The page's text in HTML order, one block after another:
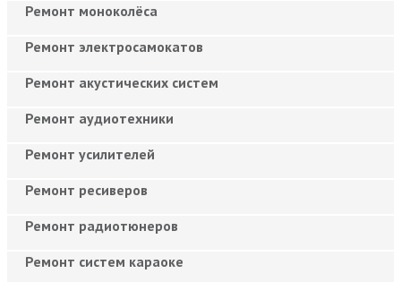
Ремонт моноколёса
Ремонт электросамокатов
Ремонт акустических систем
Ремонт аудиотехники
Ремонт усилителей
Ремонт ресиверов
Ремонт радиотюнеров
Ремонт систем караоке